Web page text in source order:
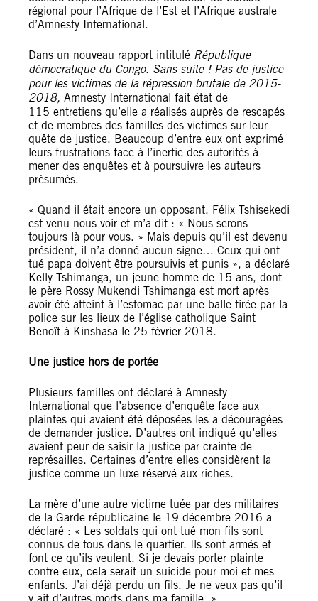
régional pour l’Afrique de l’Est et l’Afrique australe
d’Amnesty International.
Dans un nouveau rapport intitulé République
démocratique du Congo. Sans suite ! Pas de justice
pour les victimes de la répression brutale de 2015-
2018, Amnesty International fait état de
115 entretiens qu’elle a réalisés auprès de rescapés
et de membres des familles des victimes sur leur
quête de justice. Beaucoup d’entre eux ont exprimé
leurs frustrations face à l’inertie des autorités à
mener des enquêtes et à poursuivre les auteurs
présumés.
« Quand il était encore un opposant, Félix Tshisekedi
est venu nous voir et m’a dit : « Nous serons
toujours là pour vous. » Mais depuis qu’il est devenu
président, il n’a donné aucun signe… Ceux qui ont
tué papa doivent être poursuivis et punis », a déclaré
Kelly Tshimanga, un jeune homme de 15 ans, dont
le père Rossy Mukendi Tshimanga est mort après
avoir été atteint à l’estomac par une balle tirée par la
police sur les lieux de l’église catholique Saint
Benoît à Kinshasa le 25 février 2018.
Une justice hors de portée
Plusieurs familles ont déclaré à Amnesty
International que l’absence d’enquête face aux
plaintes qui avaient été déposées les a découragées
de demander justice. D’autres ont indiqué qu’elles
avaient peur de saisir la justice par crainte de
représailles. Certaines d’entre elles considèrent la
justice comme un luxe réservé aux riches.
La mère d’une autre victime tuée par des militaires
de la Garde républicaine le 19 décembre 2016 a
déclaré : « Les soldats qui ont tué mon fils sont
connus de tous dans le quartier. Ils sont armés et
font ce qu’ils veulent. Si je devais porter plainte
contre eux, cela serait un suicide pour moi et mes
enfants. J’ai déjà perdu un fils. Je ne veux pas qu’il